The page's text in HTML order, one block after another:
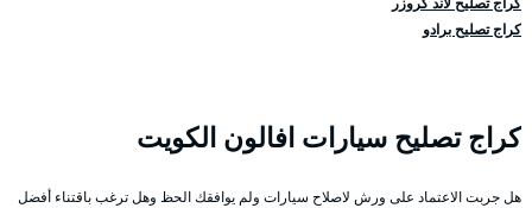
كراج تصليح برادو
كراج تصليح سيارات افالون الكويت
هل جربت الاعتماد على ورش لاصلاح سيارات ولم يوافقك الحظ وهل ترغب باقتناء أفضل